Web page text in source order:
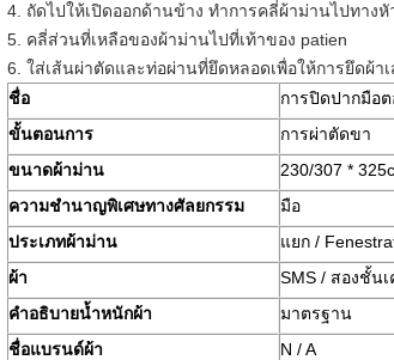
4. ถัดไปให้เปิดออกด้านข้าง ทำการคลี่ผ้าม่านไปทาง
5. คลี่ส่วนที่เหลือของผ้าม่านไปที่เท้าของ patien
6. ใส่เส้นผ่าตัดและท่อผ่านที่ยึดหลอดเพื่อให้การยึดผ้า
ชื่อ
การปิดปากมือ
ขั้นตอนการ
การผ่าตัดขา
ขนาดผ้าม่าน
230/307 *
ความชำนาญพิเศษทางศัลยกรรม
มือ
ประเภทผ้าม่าน
แยก /
ผ้า
SMS / สองชั้น
คำอธิบายน้ำหนักผ้า
มาตรฐาน
ชื่อแบรนด์ผ้า
N / A